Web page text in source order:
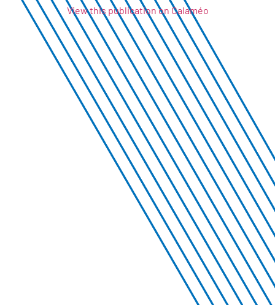
View this publication on Calaméo